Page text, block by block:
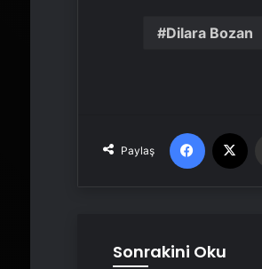
Dilara Bozan
Paylaş
Facebook
Sonrakini Oku